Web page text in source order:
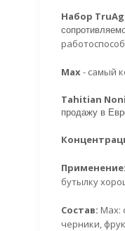
Набор
Мах- самый
Tahitian Noni
продажу в
Применение:
бутылку
Состав: Мах:
черники,